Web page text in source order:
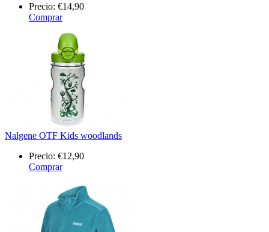
Precio: €14,90
Comprar
Nalgene OTF Kids woodlands
Precio: €12,90
Comprar